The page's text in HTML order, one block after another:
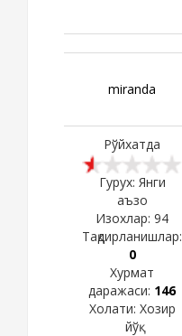
miranda
Рўйхатда
Гурух: Янги
аъзо
Изохлар: 94
Тақдирланишлар:
0
Хурмат
даражаси: 146
Холати: Хозир
йўқ